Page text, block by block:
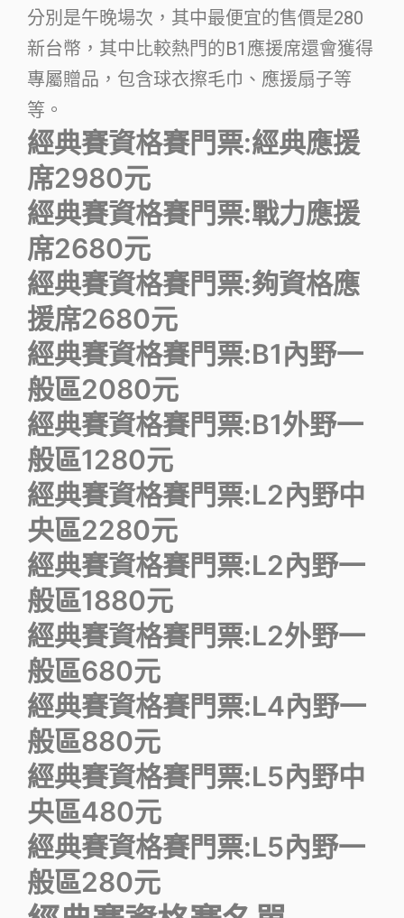
分別是午晚場次，其中最便宜的售價是280
新台幣，其中比較熱門的B1應援席還會獲得
專屬贈品，包含球衣擦毛巾、應援扇子等
等。
經典賽資格賽門票:經典應援
席2980元
經典賽資格賽門票:戰力應援
席2680元
經典賽資格賽門票:夠資格應
援席2680元
經典賽資格賽門票:B1內野一
般區2080元
經典賽資格賽門票:B1外野一
般區1280元
經典賽資格賽門票:L2內野中
央區2280元
經典賽資格賽門票:L2內野一
般區1880元
經典賽資格賽門票:L2外野一
般區680元
經典賽資格賽門票:L4內野一
般區880元
經典賽資格賽門票:L5內野中
央區480元
經典賽資格賽門票:L5內野一
般區280元